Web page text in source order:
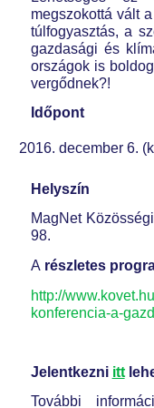
megszokottá vált
túlfogyasztás, a
gazdasági és
országok is
vergődnek?!
Időpont
december 6.
Helyszín
MagNet
98.
A részletes
http://
konferencia-a-
Jelentkezni itt
További